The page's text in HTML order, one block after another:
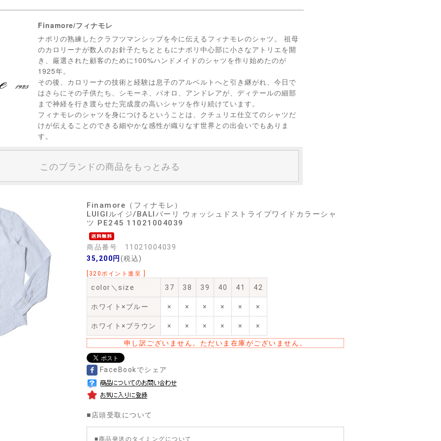
Finamore/フィナモレ
ナポリの熟練したクラフツマンシップを今に伝えるフィナモレのシャツ。 祖母
のカロリーナが数人のお針子たちとともにナポリ中心部に小さなアトリエを開
き、厳選された顧客のために100%ハンドメイドのシャツを作り始めたのが
1925年。
その後、カロリーナの技術と経験は息子のアルベルトへと引き継がれ、今日で
はさらにその子供たち、シモーネ、パオロ、アンドレアが、ディテールの細部
まで神経を行き渡らせた完成度の高いシャツを作り続けています。
フィナモレのシャツを身につけるということは、クチュリエ仕立てのシャツだ
けが伝えることのできる細やかな感性が織りなす世界との出会いでもありま
す。
このブランドの商品をもっとみる
Finamore（フィナモレ）
LUIGIルイジ/BALIバーリ ウォッシュドストライプワイドカラーシャ
ツ PE245 11021004039
商品番号 11021004039
35,200円 (税込)
[320ポイント進呈 ]
color＼size 37 38 39 40 41 42
ホワイト×ブルー × × × × × ×
ホワイト×ブラウン × × × × × ×
申し訳ございません。ただいま在庫がございません。
FaceBookでシェア
■店頭受取について
■商品発送のタイミングについて